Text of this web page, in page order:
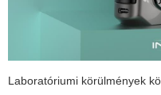
Laboratóriumi körülmények